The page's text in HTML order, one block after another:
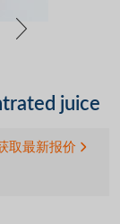
juice
取最新报价